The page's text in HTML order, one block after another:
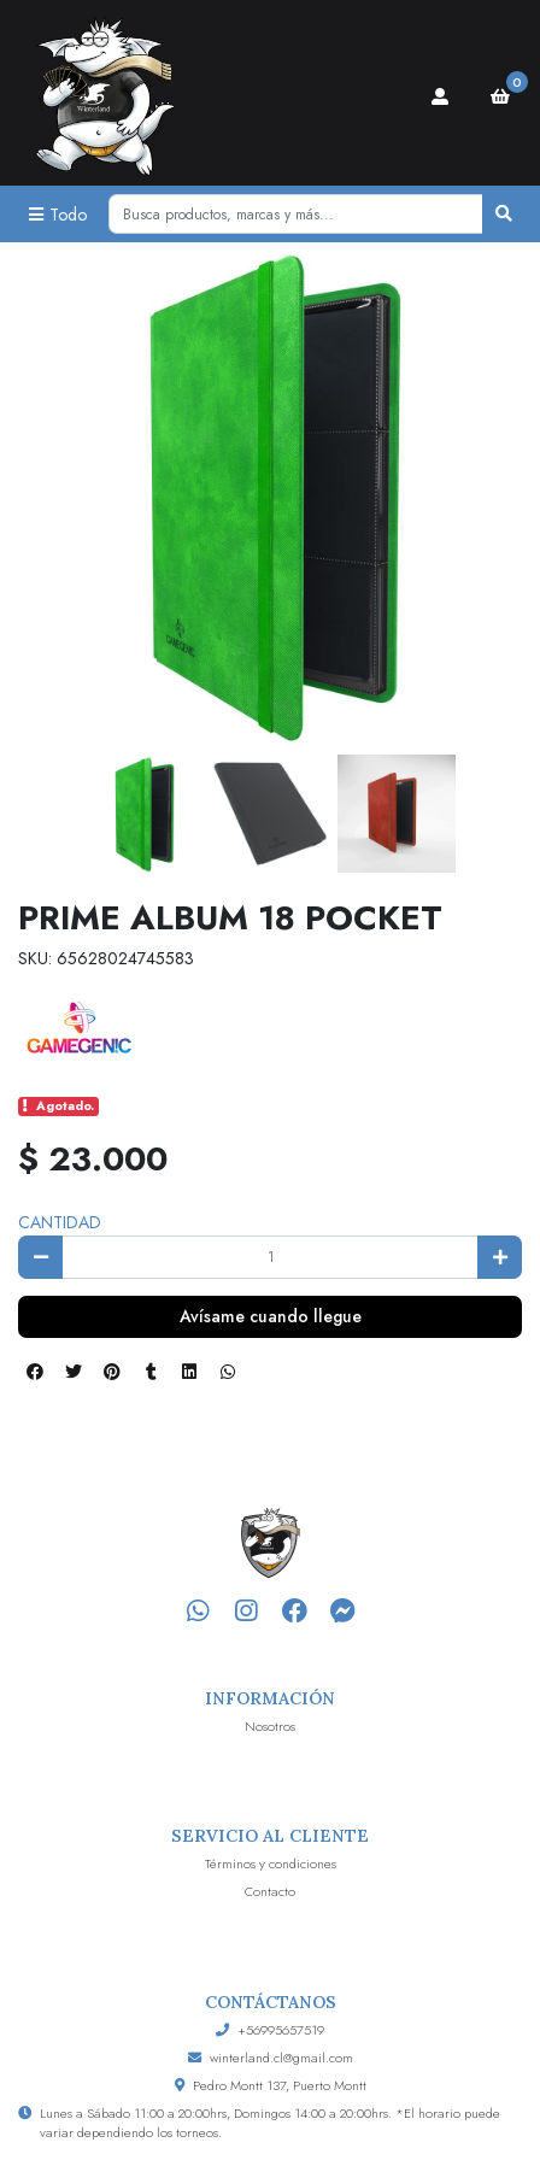
Todo
0
PRIME ALBUM 18 POCKET
SKU: 65628024745583
Agotado.
$ 23.000
CANTIDAD
Avísame cuando llegue
INFORMACIÓN
Nosotros
SERVICIO AL CLIENTE
Términos y condiciones
Contacto
CONTÁCTANOS
+56995657519
winterland.cl@gmail.com
Pedro Montt 137, Puerto Montt
Lunes a Sábado 11:00 a 20:00hrs, Domingos 14:00 a 20:00hrs. *El horario puede
variar dependiendo los torneos.